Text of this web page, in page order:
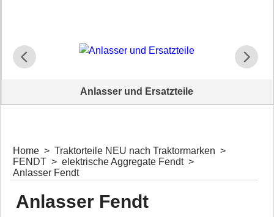
Anlasser und Ersatzteile
Home > Traktorteile NEU nach Traktormarken >
FENDT > elektrische Aggregate Fendt>
Anlasser Fendt
Anlasser Fendt